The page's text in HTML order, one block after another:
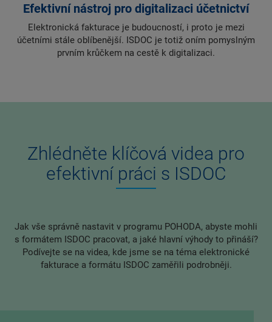
Efektivní nástroj pro digitalizaci účetnictví
Elektronická fakturace je budoucností, i proto je mezi
účetními stále oblíbenější. ISDOC je totiž oním pomyslným
prvním krůčkem na cestě k digitalizaci.
Zhlédněte klíčová videa pro
efektivní práci s ISDOC
Jak vše správně nastavit v programu POHODA, abyste mohli
s formátem ISDOC pracovat, a jaké hlavní výhody to přináší?
Podívejte se na videa, kde jsme se na téma elektronické
fakturace a formátu ISDOC zaměřili podrobněji.